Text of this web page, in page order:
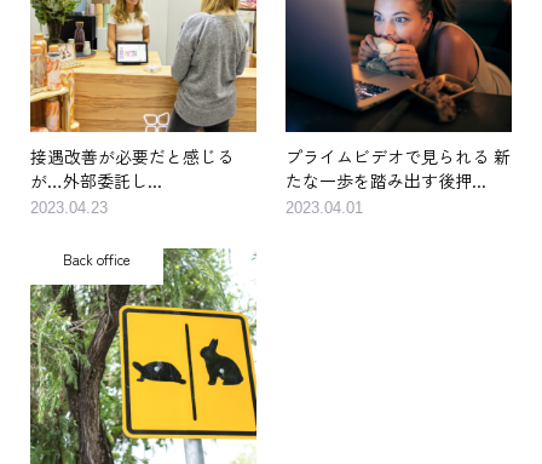
接遇改善が必要だと感じる
が…外部委託し...
プライムビデオで見られる 新
たな一歩を踏み出す後押...